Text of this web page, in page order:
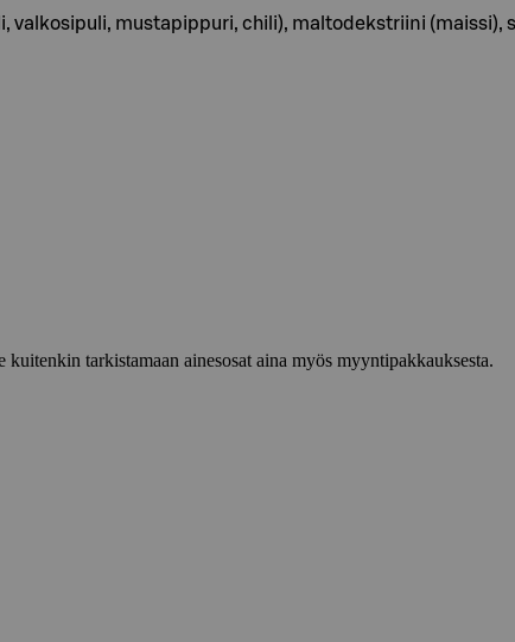
valkosipuli, mustapippuri, chili), maltodekstriini (maissi),
tarkistamaan ainesosat aina myös myyntipakkauksesta.